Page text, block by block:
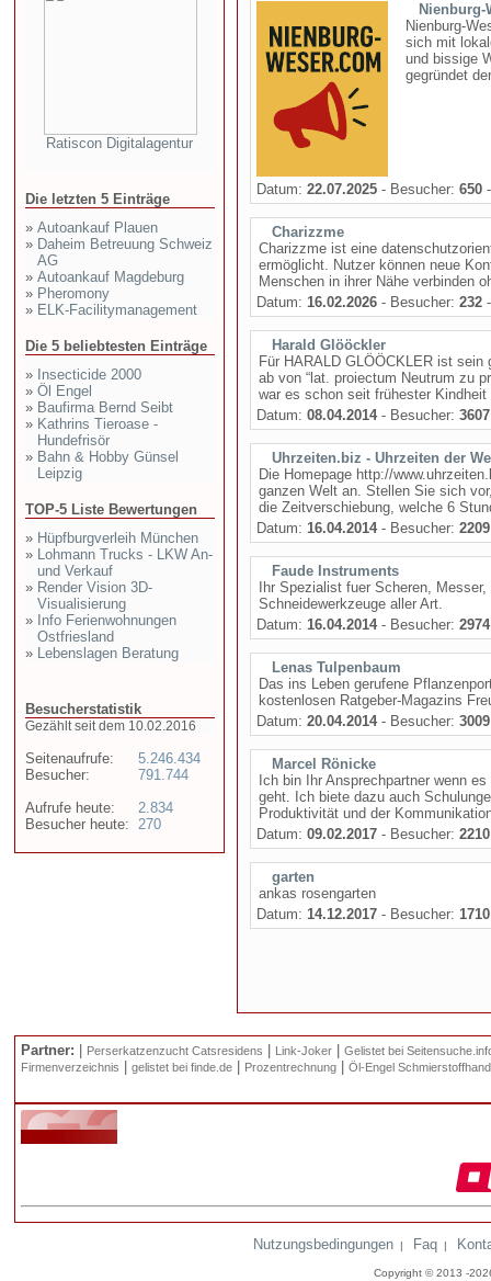
Ratiscon Digitalagentur
Die letzten 5 Einträge
» Autoankauf Plauen
» Daheim Betreuung Schweiz
AG
» Autoankauf Magdeburg
» Pheromony
» ELK-Facilitymanagement
Die 5 beliebtesten Einträge
» Insecticide 2000
» Öl Engel
» Baufirma Bernd Seibt
» Kathrins Tieroase -
Hundefrisör
» Bahn & Hobby Günsel
Leipzig
TOP-5 Liste Bewertungen
» Hüpfburgverleih München
» Lohmann Trucks - LKW An-
und Verkauf
» Render Vision 3D-
Visualisierung
» Info Ferienwohnungen
Ostfriesland
» Lebenslagen Beratung
Besucherstatistik
Gezählt seit dem 10.02.2016
Seitenaufrufe:
Besucher:
Aufrufe heute:
Besucher heute:
5.246.434
791.744
2.834
270
Nienburg-
Nienburg-
sich mit
und bissige
gegründet
Datum: 22.07.2025 - Besucher: 650
Charizzme
Charizzme ist eine
ermöglicht. Nutzer können neue
Menschen in ihrer Nähe verbinden
Datum: 16.02.2026 - Besucher: 232
Harald Glööckler
Für HARALD GLÖÖCKLER ist
ab von “lat. proiectum Neutrum zu
war es schon seit frühester
Datum: 08.04.2014- Besucher: 3607
Uhrzeiten.biz - Uhrzeiten der
Die Homepage http://
ganzen Welt an. Stellen Sie sich
die Zeitverschiebung, welche 6
Datum: 16.04.2014- Besucher: 2209
Faude Instruments
Ihr Spezialist fuer Scheren,
Schneidewerkzeuge aller Art.
Datum: 16.04.2014- Besucher: 2974
Lenas Tulpenbaum
Das ins Leben gerufene
kostenlosen Ratgeber-Magazins
Datum: 20.04.2014- Besucher: 3009
Marcel Rönicke
Ich bin Ihr Ansprechpartner wenn
geht. Ich biete dazu auch
Produktivität und der
Datum: 09.02.2017 - Besucher: 2210
garten
ankas rosengarten
Datum: 14.12.2017 - Besucher: 1710
Partner: Perserkatzenzucht Catsresidens Link-Joker
Gelistet bei
Firmenverzeichnis
gelistet bei finde.de Prozentrechnung Öl-Engel
Nutzungsbedingungen | Faq |
Copyright © 2013 -